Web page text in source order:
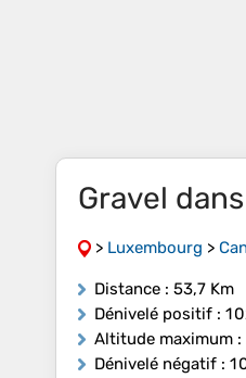
Gravel
> Luxembourg >
Distance : 53,7 Km
Dénivelé positif : 1
Altitude maximum :
Dénivelé négatif : 1